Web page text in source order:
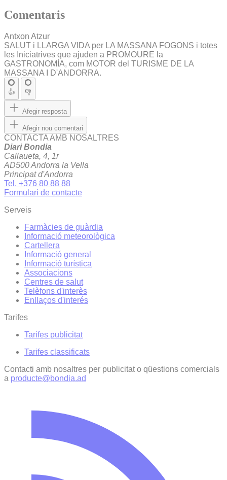
Comentaris
Antxon Atzur
SALUT i LLARGA VIDA per LA MASSANA FOGONS i totes
les Iniciatrives que ajuden a PROMOURE la
GASTRONOMÍA, com MOTOR del TURISME DE LA
MASSANA I D'ANDORRA.
👍 👎
Afegir resposta
Afegir nou comentari
CONTACTA AMB NOSALTRES
Diari Bondia
Callaueta, 4, 1r
AD500 Andorra la Vella
Principat d'Andorra
Tel. +376 80 88 88
Formulari de contacte
Serveis
Farmàcies de guàrdia
Informació meteorològica
Cartellera
Informació general
Informació turística
Associacions
Centres de salut
Telèfons d'interès
Enllaços d'interés
Tarifes
Tarifes publicitat
Tarifes classificats
Contacti amb nosaltres per publicitat o qüestions comercials
a producte@bondia.ad